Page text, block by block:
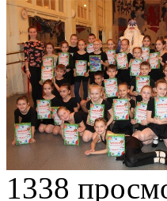
1338